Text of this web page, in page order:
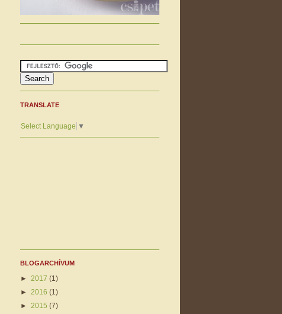
TRANSLATE
Select Language ▼
BLOGARCHÍVUM
► 2017 (1)
► 2016 (1)
► 2015 (7)